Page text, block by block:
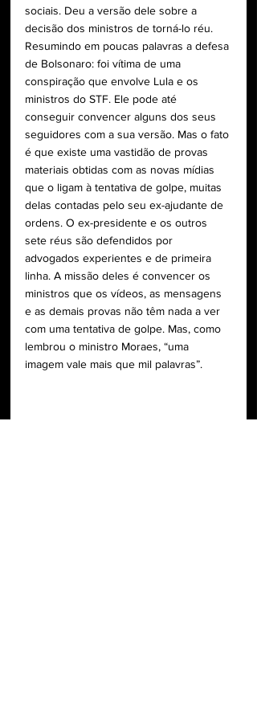
sociais. Deu a versão dele sobre a
decisão dos ministros de torná-lo réu.
Resumindo em poucas palavras a defesa
de Bolsonaro: foi vítima de uma
conspiração que envolve Lula e os
ministros do STF. Ele pode até
conseguir convencer alguns dos seus
seguidores com a sua versão. Mas o fato
é que existe uma vastidão de provas
materiais obtidas com as novas mídias
que o ligam à tentativa de golpe, muitas
delas contadas pelo seu ex-ajudante de
ordens. O ex-presidente e os outros
sete réus são defendidos por
advogados experientes e de primeira
linha. A missão deles é convencer os
ministros que os vídeos, as mensagens
e as demais provas não têm nada a ver
com uma tentativa de golpe. Mas, como
lembrou o ministro Moraes, “uma
imagem vale mais que mil palavras”.